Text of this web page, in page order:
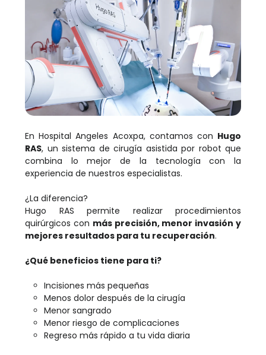
En Hospital Angeles Acoxpa, contamos con Hugo
RAS, un sistema de cirugía asistida por robot que
combina lo mejor de la tecnología con la
experiencia de nuestros especialistas.
¿La diferencia?
Hugo RAS permite realizar procedimientos
quirúrgicos con más precisión, menor invasión y
mejores resultados para tu recuperación.
¿Qué beneficios tiene para ti?
Incisiones más pequeñas
Menos dolor después de la cirugía
Menor sangrado
Menor riesgo de complicaciones
Regreso más rápido a tu vida diaria